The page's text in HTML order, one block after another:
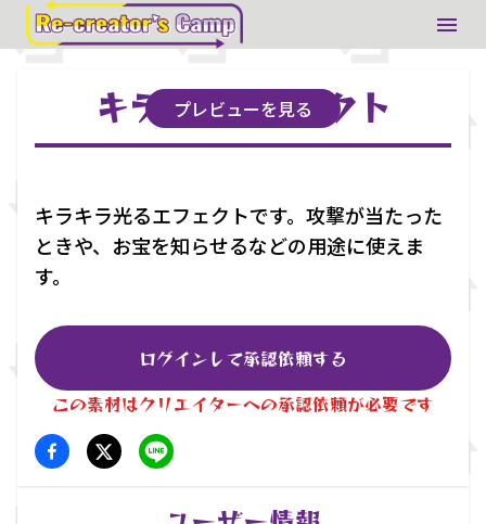
キラキラエフェクト
プレビューを見る
キラキラ光るエフェクトです。攻撃が当たった
ときや、お宝を知らせるなどの用途に使えま
す。
ログインして承認依頼する
この素材はクリエイターへの承認依頼が必要です